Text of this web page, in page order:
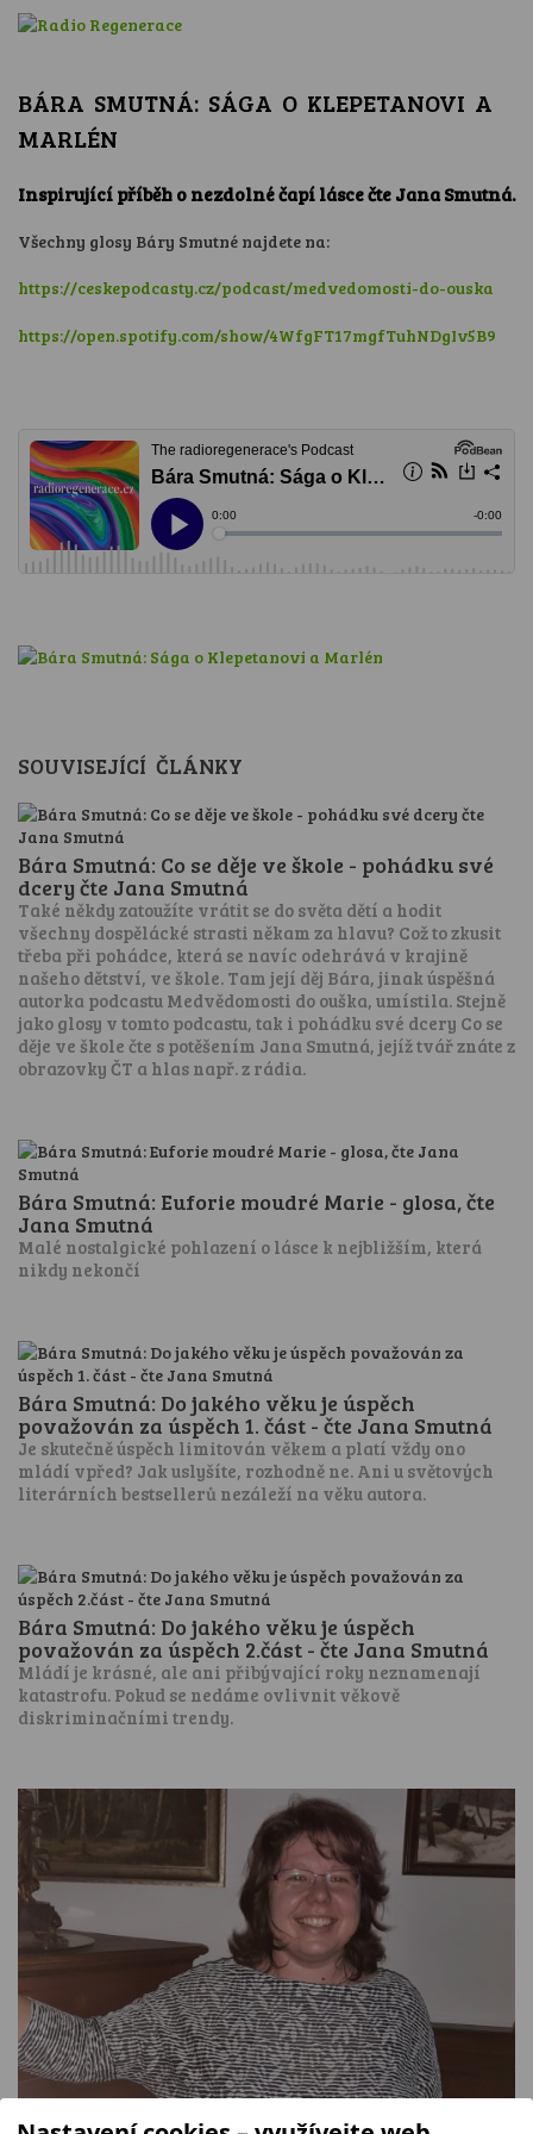
BÁRA SMUTNÁ: SÁGA O KLEPETANOVI A
MARLÉN
Inspirující příběh o nezdolné čapí lásce čte Jana Smutná.
Všechny glosy Báry Smutné najdete na:
https://ceskepodcasty.cz/podcast/medvedomosti-do-ouska
https://open.spotify.com/show/4WfgFT17mgfTuhNDgIv5B9
SOUVISEJÍCÍ ČLÁNKY
Bára Smutná: Co se děje ve škole - pohádku své
dcery čte Jana Smutná
Také někdy zatoužíte vrátit se do světa dětí a hodit
všechny dospělácké strasti někam za hlavu? Což to zkusit
třeba při pohádce, která se navíc odehrává v krajině
našeho dětství, ve škole. Tam její děj Bára, jinak úspěšná
autorka podcastu Medvědomosti do ouška, umístila. Stejně
jako glosy v tomto podcastu, tak i pohádku své dcery Co se
děje ve škole čte s potěšením Jana Smutná, jejíž tvář znáte z
obrazovky ČT a hlas např. z rádia.
Bára Smutná: Euforie moudré Marie - glosa, čte
Jana Smutná
Malé nostalgické pohlazení o lásce k nejbližším, která
nikdy nekončí
Bára Smutná: Do jakého věku je úspěch
považován za úspěch 1. část - čte Jana Smutná
Je skutečně úspěch limitován věkem a platí vždy ono
mládí vpřed? Jak uslyšíte, rozhodně ne. Ani u světových
literárních bestsellerů nezáleží na věku autora.
Bára Smutná: Do jakého věku je úspěch
považován za úspěch 2.část - čte Jana Smutná
Mládí je krásné, ale ani přibývající roky neznamenají
katastrofu. Pokud se nedáme ovlivnit věkově
diskriminačními trendy.